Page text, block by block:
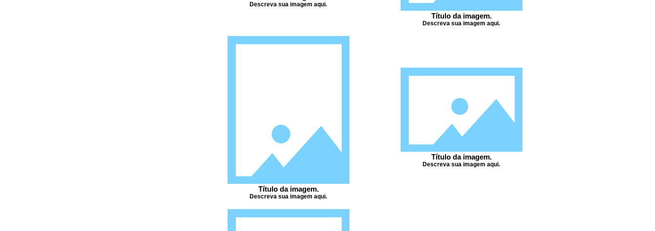
Descreva sua imagem aqui.
Título da imagem.
Descreva sua imagem aqui.
Título da imagem.
Descreva sua imagem aqui.
Título da imagem.
Descreva sua imagem aqui.